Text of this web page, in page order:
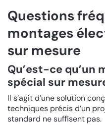
Questions
montages
sur mesure
Qu’est-ce qu’un
spécial sur
Il s’agit d’une solution
techniques précis d’un
standard ne suffisent pas.